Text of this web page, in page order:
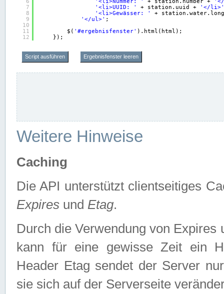
7
8
9
10
11
12
'<li>UUID: '
+ station.uuid +
'</li>'
'<li>Gewässer: '
+
'</ul>' ;
$( '#ergebnisfenster' ).html(html);
});
Script ausführen Ergebnisfenster leeren
Weitere Hinweise
Caching
Die API unterstützt clientseitiges
Expires und Etag.
Durch die Verwendung von
kann für eine gewisse Zeit ein
Header Etag sendet der Server
sie sich auf der Serverseite